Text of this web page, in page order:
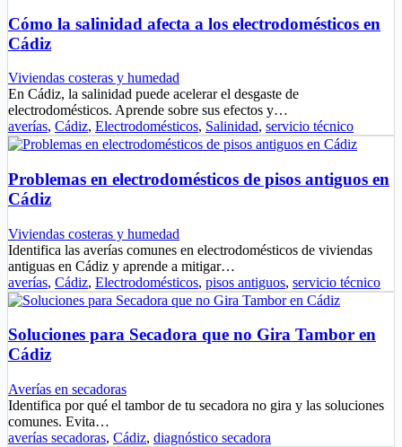
Cómo la salinidad afecta a los electrodomésticos en
Cádiz
Viviendas costeras y humedad
En Cádiz, la salinidad puede acelerar el desgaste de
electrodomésticos. Aprende sobre sus efectos y…
averías, Cádiz, Electrodomésticos, Salinidad, servicio técnico
Problemas en electrodomésticos de pisos antiguos en
Cádiz
Viviendas costeras y humedad
Identifica las averías comunes en electrodomésticos de viviendas
antiguas en Cádiz y aprende a mitigar…
averías, Cádiz, Electrodomésticos, pisos antiguos, servicio técnico
Soluciones para Secadora que no Gira Tambor en
Cádiz
Averías en secadoras
Identifica por qué el tambor de tu secadora no gira y las soluciones
comunes. Evita…
averías secadoras, Cádiz, diagnóstico secadora